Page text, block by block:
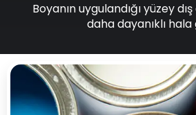
Boyanın uygulandığı yüzey
daha dayanıklı hala